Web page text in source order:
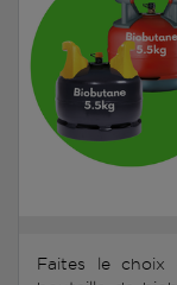
Faites le choix